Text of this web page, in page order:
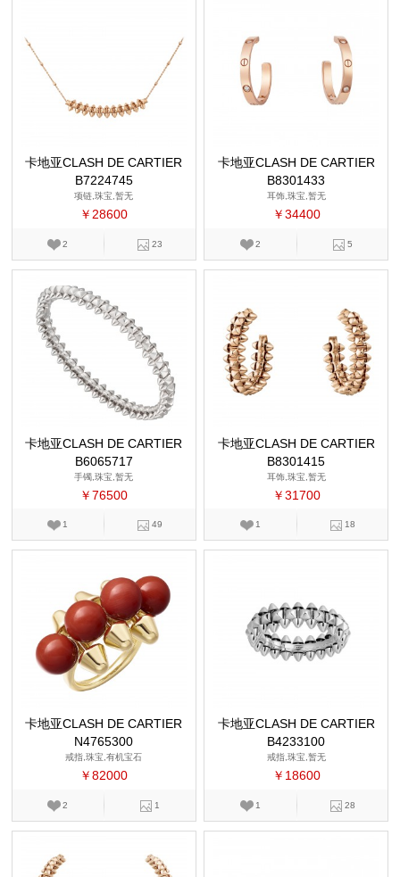
卡地亚CLASH DE CARTIER
B7224745
项链,珠宝,暂无
￥28600
2 23
卡地亚CLASH DE CARTIER
B8301433
耳饰,珠宝,暂无
￥34400
2 5
卡地亚CLASH DE CARTIER
B6065717
手镯,珠宝,暂无
￥76500
1 49
卡地亚CLASH DE CARTIER
B8301415
耳饰,珠宝,暂无
￥31700
1 18
卡地亚CLASH DE CARTIER
N4765300
戒指,珠宝,有机宝石
￥82000
2 1
卡地亚CLASH DE CARTIER
B4233100
戒指,珠宝,暂无
￥18600
1 28